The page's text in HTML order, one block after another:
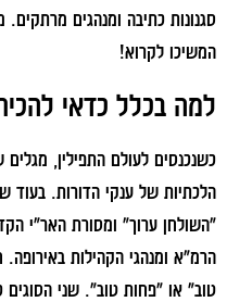
סגנונות כתיבה ומנהגים
המשיכו לקרוא!
למה בכלל כדאי
כשנכנסים לעולם התפילין,
הלכתיות של ענקי הדורות. בעוד
"השולחן ערוך" ומסורת האר"י
הרמ"א ומנהגי הקהילות
טוב" או "פחות טוב". שני הסוגים